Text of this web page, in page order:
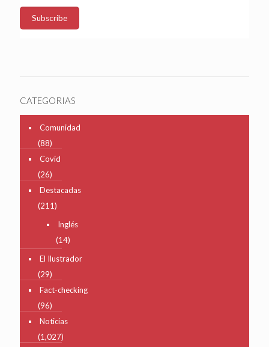
CATEGORIAS
Comunidad
(88)
Covid
(26)
Destacadas
(211)
Inglés
(14)
El Ilustrador
(29)
Fact-checking
(96)
Noticias
(1,027)